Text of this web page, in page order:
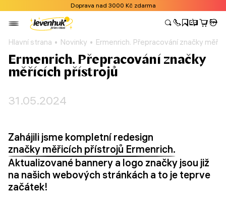
Doprava nad 3000 Kč zdarma
Hlavní strana Novinky Ermenrich. Přepracování značky
Ermenrich. Přepracování značky
měřících přístrojů
31.05.2024
Zahájili jsme kompletní redesign
značky měřicích přístrojů Ermenrich.
Aktualizované bannery a logo značky jsou již
na našich webových stránkách a to je teprve
začátek!